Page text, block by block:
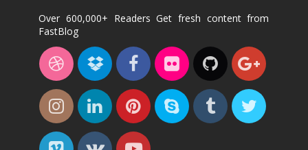
Over 600,000+ Readers Get fresh content from
FastBlog